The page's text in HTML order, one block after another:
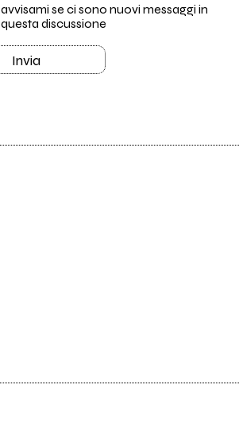
avvisami se ci sono nuovi messaggi in
questa discussione
Invia